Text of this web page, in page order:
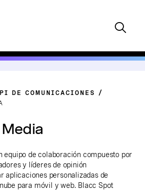
DE COMUNICACIONES
equipo de colaboración compuesto por
y líderes de opinión
aplicaciones personalizadas de
para móvil y web. Blacc Spot